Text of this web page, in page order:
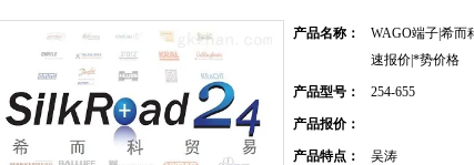
产品名称：
WAGO端子|希而
速报价|*势价格
产品型号： 254-655
产品报价：
产品特点： 吴涛